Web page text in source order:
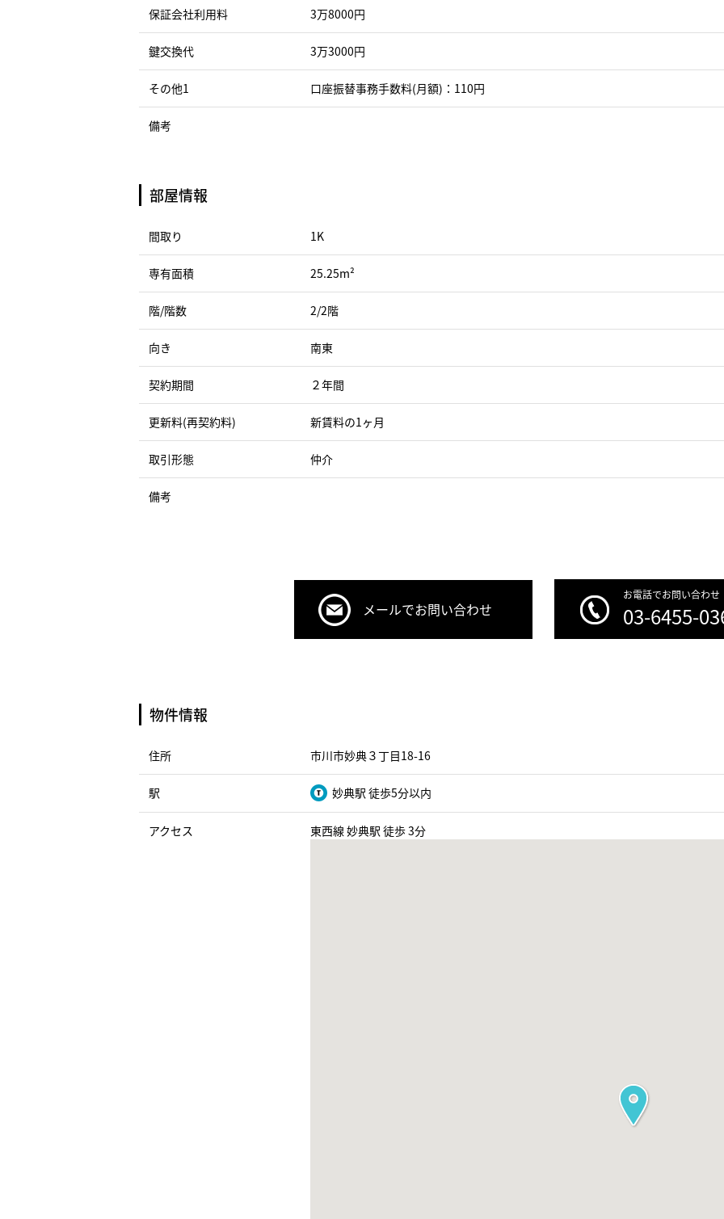
保証会社利用料 3万8000円
鍵交換代 3万3000円
その他1 口座振替事務手数料(月額)：110円
備考
部屋情報
間取り 1K
専有面積 25.25m²
階/階数 2/2階
向き 南東
契約期間 ２年間
更新料(再契約料) 新賃料の1ヶ月
取引形態 仲介
備考
メールでお問い合わせ
お電話でお問い合わせ
03-6455-
物件情報
住所 市川市妙典３丁目18-16
駅 妙典駅 徒歩5分以内
アクセス 東西線 妙典駅 徒歩 3分